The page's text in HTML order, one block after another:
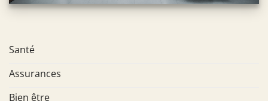
Santé
Assurances
Bien être